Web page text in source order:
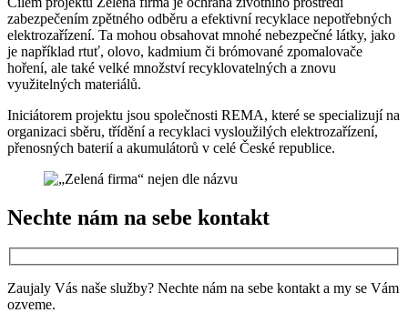
zabezpečením zpětného odběru a efektivní recyklace nepotřebných
elektrozařízení. Ta mohou obsahovat mnohé nebezpečné látky, jako
je například rtuť, olovo, kadmium či brómované zpomalovače
hoření, ale také velké množství recyklovatelných a znovu
využitelných materiálů.
Iniciátorem projektu jsou společnosti REMA, které se specializují na
organizaci sběru, třídění a recyklaci vysloužilých elektrozařízení,
přenosných baterií a akumulátorů v celé České republice.
Nechte nám na sebe kontakt
Zaujaly Vás naše služby? Nechte nám na sebe kontakt a my se Vám
ozveme.